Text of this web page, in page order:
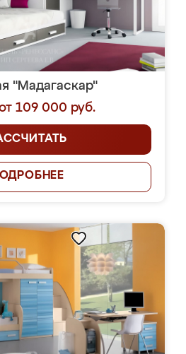
"Мадагаскар"
109 000 руб.